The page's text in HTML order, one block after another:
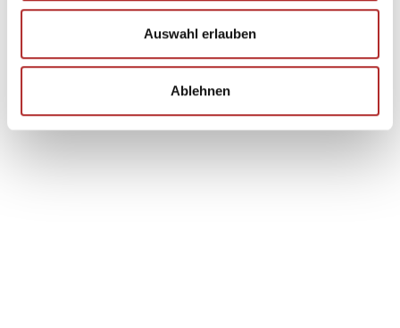
Auswahl erlauben
Ablehnen